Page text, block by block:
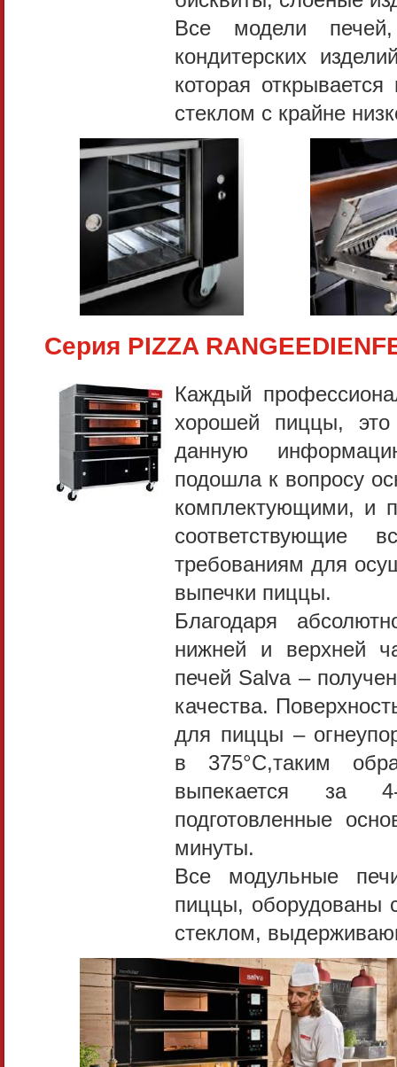
Все модели
кондитерских
которая
стеклом с крайне
Серия PIZZA
Каждый
хорошей пиццы,
данную
подошла к вопросу
комплектующими, и
соответствующие
требованиям для
выпечки пиццы.
Благодаря
нижней и верхней
печей Salva –
качества.
для пиццы –
в 375°С,таким
выпекается за
подготовленные
минуты.
Все модульные
пиццы, оборудованы
стеклом,